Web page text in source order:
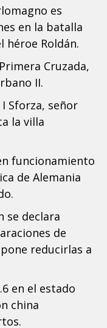
es
en la batalla
héroe Roldán.
Cruzada,
II.
Sforza, señor
la villa
funcionamiento
de Alemania
se declara
de
reducirlas a
en el estado
china